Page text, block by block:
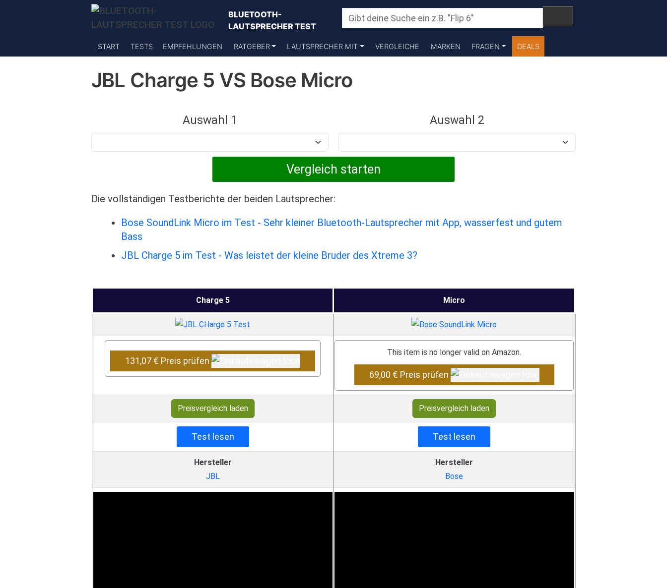
BLUETOOTH-
LAUTSPRECHER TEST
START TESTS EMPFEHLUNGEN RATGEBER LAUTSPRECHER MIT VERGLEICHE MARKEN FRAGEN DEALS
JBL Charge 5 VS Bose Micro
Auswahl 1 Auswahl 2
Die vollständigen Testberichte der beiden Lautsprecher:
Bose SoundLink Micro im Test - Sehr kleiner Bluetooth-Lautsprecher mit App, wasserfest und gutem
Bass
JBL Charge 5 im Test - Was leistet der kleine Bruder des Xtreme 3?
Charge 5 Micro
131,07 € Preis prüfen
This item is no longer valid on Amazon.
69,00 € Preis prüfen
Preisvergleich laden Preisvergleich laden
Test lesen Test lesen
Hersteller
JBL
Hersteller
Bose